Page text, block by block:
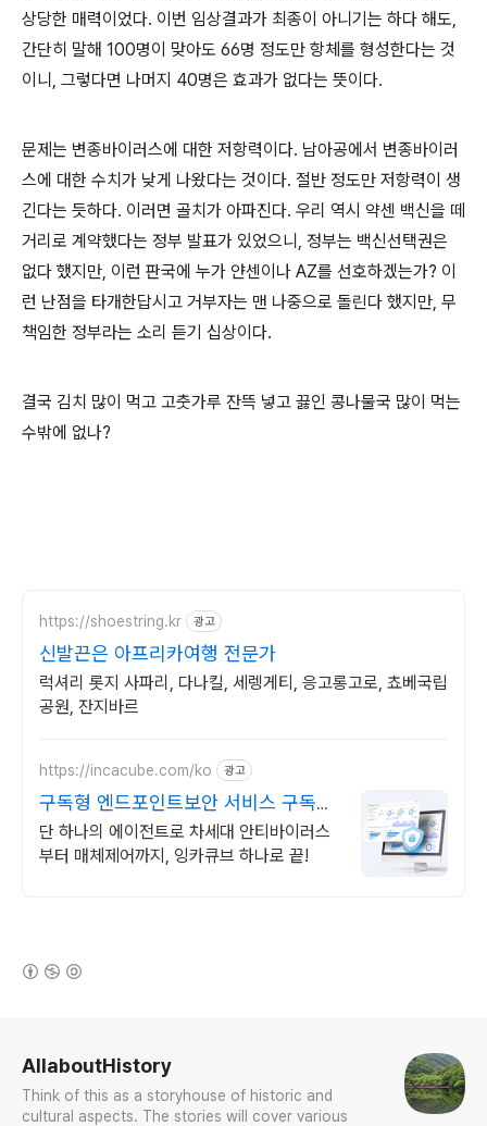
상당한 매력이었다. 이번 임상결과가 최종이 아니기는 하다 해도,
간단히 말해 100명이 맞아도 66명 정도만 항체를 형성한다는 것
이니, 그렇다면 나머지 40명은 효과가 없다는 뜻이다.
문제는 변종바이러스에 대한 저항력이다. 남아공에서 변종바이러
스에 대한 수치가 낮게 나왔다는 것이다. 절반 정도만 저항력이 생
긴다는 듯하다. 이러면 골치가 아파진다. 우리 역시 약센 백신을 떼
거리로 계약했다는 정부 발표가 있었으니, 정부는 백신선택권은
없다 했지만, 이런 판국에 누가 얀센이나 AZ를 선호하겠는가? 이
런 난점을 타개한답시고 거부자는 맨 나중으로 돌린다 했지만, 무
책임한 정부라는 소리 듣기 십상이다.
결국 김치 많이 먹고 고춧가루 잔뜩 넣고 끓인 콩나물국 많이 먹는
수밖에 없나?
https://shoestring.kr 광고
신발끈은 아프리카여행 전문가
럭셔리 롯지 사파리, 다나킬, 세렝게티, 응고롱고로, 쵸베국립
공원, 잔지바르
https://incacube.com/ko 광고
구독형 엔드포인트보안 서비스 구독형
기업보안 솔루션
단 하나의 에이전트로 차세대 안티바이러스
부터 매체제어까지, 잉카큐브 하나로 끝!
AllaboutHistory
Think of this as a storyhouse of historic and
cultural aspects. The stories will cover various